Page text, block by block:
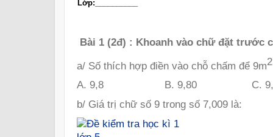
Lớp:__________
Bài 1 (2đ) : Khoanh vào chữ đặt trước
a/ Số thích hợp điền vào chỗ chấm để 9m2
A. 9,8 B. 9,80 C.
b/ Giá trị chữ số 9 trong số 7,009 là: